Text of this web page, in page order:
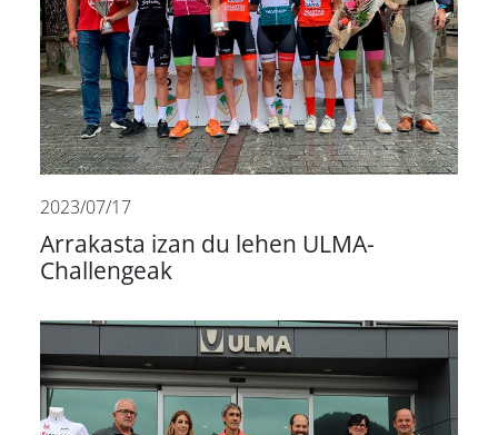
2023/07/17
Arrakasta izan du lehen ULMA-
Challengeak